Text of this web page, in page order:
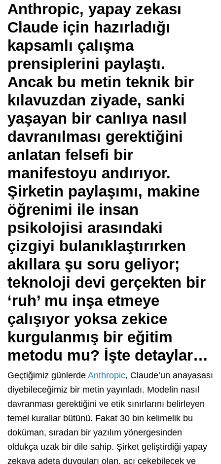
Anthropic, yapay zekası
Claude için hazırladığı
kapsamlı çalışma
prensiplerini paylaştı.
Ancak bu metin teknik bir
kılavuzdan ziyade, sanki
yaşayan bir canlıya nasıl
davranılması gerektiğini
anlatan felsefi bir
manifestoyu andırıyor.
Şirketin paylaşımı, makine
öğrenimi ile insan
psikolojisi arasındaki
çizgiyi bulanıklaştırırken
akıllara şu soru geliyor;
teknoloji devi gerçekten bir
‘ruh’ mu inşa etmeye
çalışıyor yoksa zekice
kurgulanmış bir eğitim
metodu mu? İşte detaylar…
Geçtiğimiz günlerde Anthropic, Claude’un anayasası
diyebileceğimiz bir metin yayınladı. Modelin nasıl
davranması gerektiğini ve etik sınırlarını belirleyen
temel kurallar bütünü. Fakat 30 bin kelimelik bu
doküman, sıradan bir yazılım yönergesinden
oldukça uzak bir dile sahip. Şirket geliştirdiği yapay
zekaya adeta duyguları olan, acı çekebilecek ve